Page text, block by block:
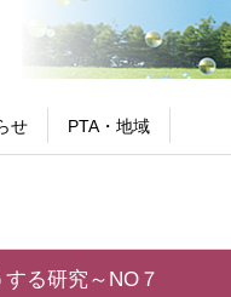
せ PTA・地域
る研究～NO７